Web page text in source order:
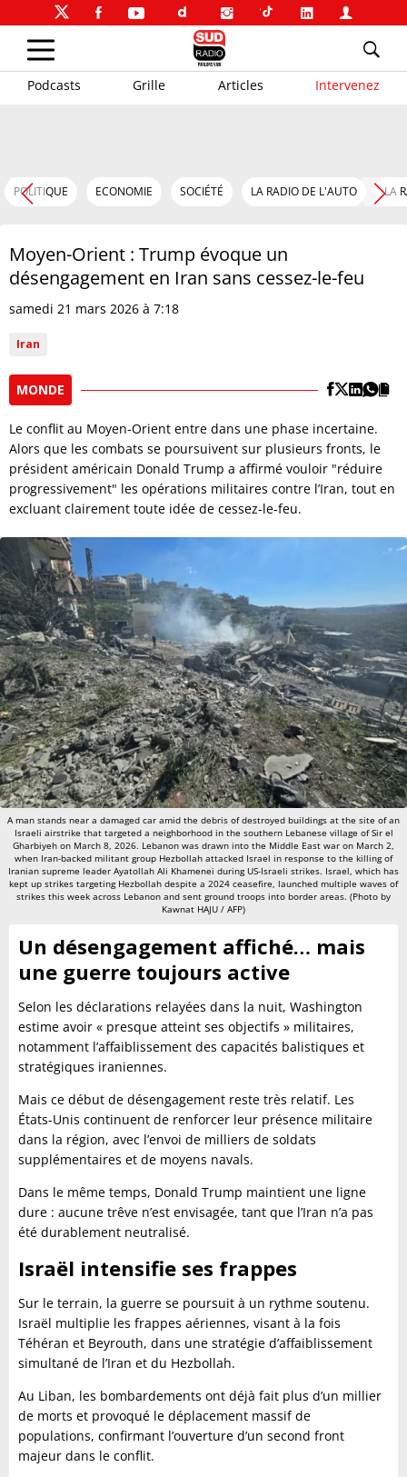
Podcasts Grille Articles Intervenez
POLITIQUE ECONOMIE SOCIÉTÉ LA RADIO DE L'AUTO LA
Moyen-Orient : Trump évoque un
désengagement en Iran sans cessez-le-feu
samedi 21 mars 2026 à 7:18
Iran
MONDE
Le conflit au Moyen-Orient entre dans une phase incertaine.
Alors que les combats se poursuivent sur plusieurs fronts, le
président américain Donald Trump a affirmé vouloir "réduire
progressivement" les opérations militaires contre l’Iran, tout en
excluant clairement toute idée de cessez-le-feu.
A man stands near a damaged car amid the debris of destroyed buildings at the site of an
Israeli airstrike that targeted a neighborhood in the southern Lebanese village of Sir el
Gharbiyeh on March 8, 2026. Lebanon was drawn into the Middle East war on March 2,
when Iran-backed militant group Hezbollah attacked Israel in response to the killing of
Iranian supreme leader Ayatollah Ali Khamenei during US-Israeli strikes. Israel, which has
kept up strikes targeting Hezbollah despite a 2024 ceasefire, launched multiple waves of
strikes this week across Lebanon and sent ground troops into border areas. (Photo by
Kawnat HAJU / AFP)
Un désengagement affiché… mais
une guerre toujours active
Selon les déclarations relayées dans la nuit, Washington
estime avoir « presque atteint ses objectifs » militaires,
notamment l’affaiblissement des capacités balistiques et
stratégiques iraniennes.
Mais ce début de désengagement reste très relatif. Les
États-Unis continuent de renforcer leur présence militaire
dans la région, avec l’envoi de milliers de soldats
supplémentaires et de moyens navals.
Dans le même temps, Donald Trump maintient une ligne
dure : aucune trêve n’est envisagée, tant que l’Iran n’a pas
été durablement neutralisé.
Israël intensifie ses frappes
Sur le terrain, la guerre se poursuit à un rythme soutenu.
Israël multiplie les frappes aériennes, visant à la fois
Téhéran et Beyrouth, dans une stratégie d’affaiblissement
simultané de l’Iran et du Hezbollah.
Au Liban, les bombardements ont déjà fait plus d’un millier
de morts et provoqué le déplacement massif de
populations, confirmant l’ouverture d’un second front
majeur dans le conflit.